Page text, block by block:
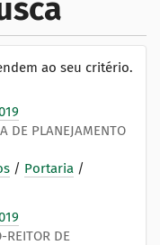
ao seu critério.
(mais recente primeiro)
DE PLANEJAMENTO
/ Portaria /
REITOR DE